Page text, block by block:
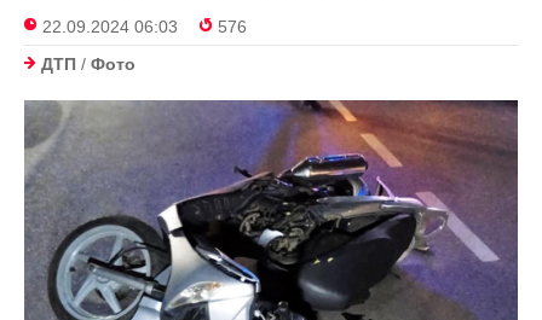
22.09.2024 06:03
576
ДТП / Фото